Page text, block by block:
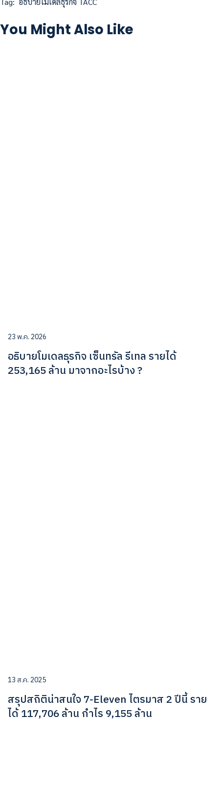
You Might Also Like
23 พ.ค. 2026
อธิบายโมเดลธุรกิจ เซ็นทรัล รีเทล รายได้
253,165 ล้าน มาจากอะไรบ้าง ?
13 ส.ค. 2025
สรุปสถิติน่าสนใจ 7-Eleven ไตรมาส 2 ปีนี้ ราย
ได้ 117,706 ล้าน กำไร 9,155 ล้าน